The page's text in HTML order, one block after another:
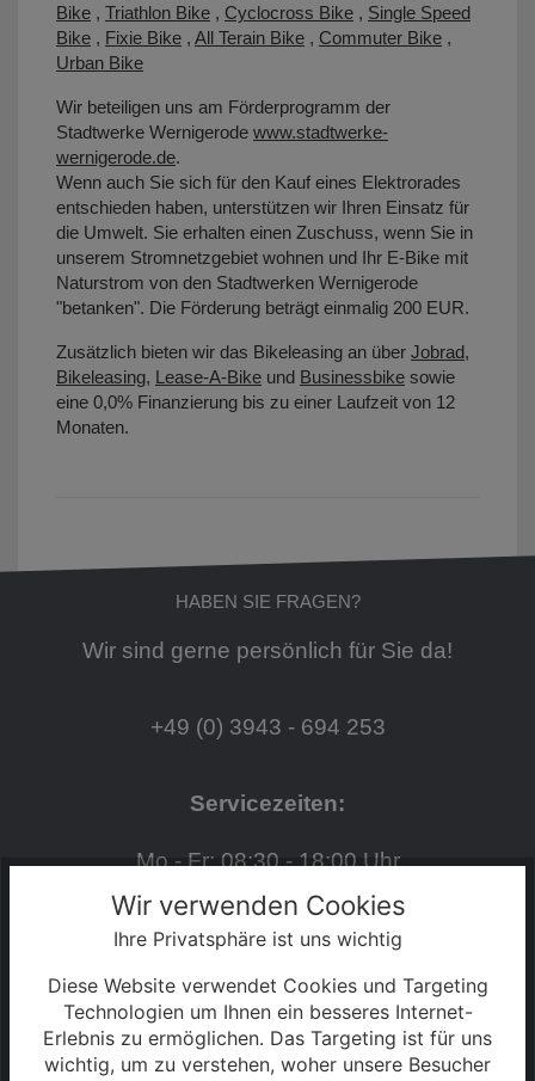
Bike , Triathlon Bike , Cyclocross Bike , Single Speed
Bike , Fixie Bike , All Terain Bike , Commuter Bike ,
Urban Bike
Wir beteiligen uns am Förderprogramm der
Stadtwerke Wernigerode www.stadtwerke-
wernigerode.de.
Wenn auch Sie sich für den Kauf eines Elektrorades
entschieden haben, unterstützen wir Ihren Einsatz für
die Umwelt. Sie erhalten einen Zuschuss, wenn Sie in
unserem Stromnetzgebiet wohnen und Ihr E-Bike mit
Naturstrom von den Stadtwerken Wernigerode
"betanken". Die Förderung beträgt einmalig 200 EUR.
Zusätzlich bieten wir das Bikeleasing an über Jobrad,
Bikeleasing, Lease-A-Bike und Businessbike sowie
eine 0,0% Finanzierung bis zu einer Laufzeit von 12
Monaten.
HABEN SIE FRAGEN?
Wir sind gerne persönlich für Sie da!
+49 (0) 3943 - 694 253
Servicezeiten:
Mo - Fr: 08:30 - 18:00 Uhr
Sa: 09:00 - 13:00 Uhr
S2 - 2025
Wir verwenden Cookies
Ihre Privatsphäre ist uns wichtig
Diese Website verwendet Cookies und Targeting
Technologien um Ihnen ein besseres Internet-
Erlebnis zu ermöglichen. Das Targeting ist für uns
wichtig, um zu verstehen, woher unsere Besucher